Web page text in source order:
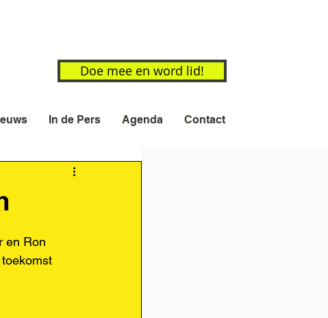
Doe mee en word lid!
In de Pers Agenda Contact
en Ron